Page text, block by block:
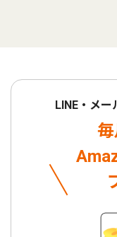
LINE・メ